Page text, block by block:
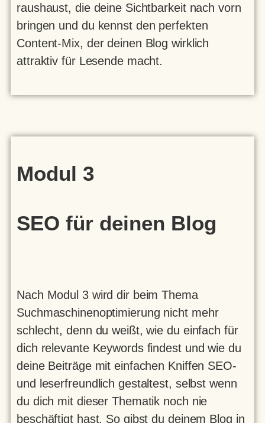
raushaust, die deine Sichtbarkeit nach vorn
bringen und du kennst den perfekten
Content-Mix, der deinen Blog wirklich
attraktiv für Lesende macht.
Modul 3
SEO für deinen Blog
Nach Modul 3 wird dir beim Thema
Suchmaschinenoptimierung nicht mehr
schlecht, denn du weißt, wie du einfach für
dich relevante Keywords findest und wie du
deine Beiträge mit einfachen Kniffen SEO-
und leserfreundlich gestaltest, selbst wenn
du dich mit dieser Thematik noch nie
beschäftigt hast. So gibst du deinem Blog in